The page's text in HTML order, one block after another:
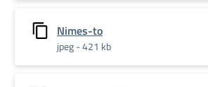
Nimes-to
jpeg - 421 kb